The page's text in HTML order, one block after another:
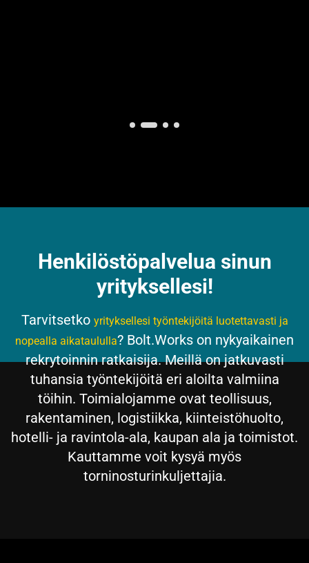
Henkilöstöpalvelua sinun
yrityksellesi!
Tarvitsetko yrityksellesi työntekijöitä luotettavasti ja
nopealla aikataululla? Bolt.Works on nykyaikainen
rekrytoinnin ratkaisija. Meillä on jatkuvasti
tuhansia työntekijöitä eri aloilta valmiina
töihin. Toimialojamme ovat teollisuus,
rakentaminen, logistiikka, kiinteistöhuolto,
hotelli- ja ravintola-ala, kaupan ala ja toimistot.
Kauttamme voit kysyä myös
torninosturinkuljettajia.